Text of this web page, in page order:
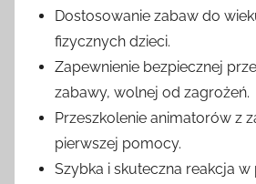
Dostosowanie zabaw do
fizycznych dzieci.
Zapewnienie bezpiecznej
zabawy, wolnej od zagrożeń.
Przeszkolenie animatorów z
pierwszej pomocy.
Szybka i skuteczna reakcja